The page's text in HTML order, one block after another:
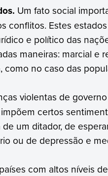
Um fato social
conflitos. Estes
e político das
maneiras: marcial e
como no caso das
violentas de
certos
um ditador, de
ou de depressão e
com altos níveis